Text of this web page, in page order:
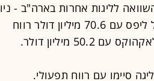
לליגות אחרות בארה"ב - ניו
יורק ריינג'רס סיימו בפלוס 84.4 מיליון דולר; המייפל ליפס עם 70.6 מיליון דולר רווח
רק 20 מ-30 הקבוצות בליגה סיימו עם רווח תפעולי.